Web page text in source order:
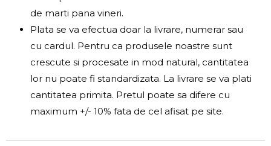
de marti pana vineri.
Plata se va efectua doar la livrare, numerar sau
cu cardul. Pentru ca produsele noastre sunt
crescute si procesate in mod natural, cantitatea
lor nu poate fi standardizata. La livrare se va plati
cantitatea primita. Pretul poate sa difere cu
maximum +/- 10% fata de cel afisat pe site.